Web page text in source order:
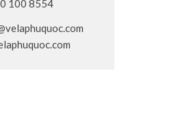
100 8554